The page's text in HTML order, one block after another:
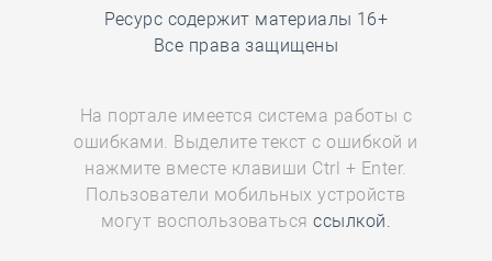
Ресурс содержит материалы 16+
Все права защищены
На портале имеется система работы с
ошибками. Выделите текст с ошибкой и
нажмите вместе клавиши Ctrl + Enter.
Пользователи мобильных устройств
могут воспользоватьсяссылкой.